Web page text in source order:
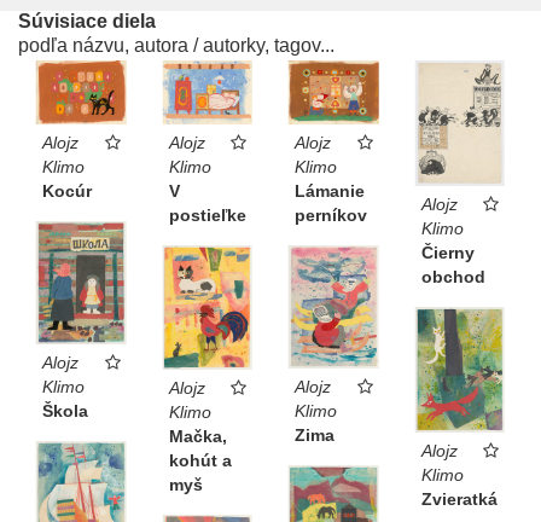
Súvisiace diela
podľa názvu, autora / autorky, tagov...
Alojz
Klimo
Kocúr
Alojz
Klimo
V
postieľke
Alojz
Klimo
Lámanie
perníkov
Alojz
Klimo
Čierny
obchod
Alojz
Klimo
Škola
Alojz
Klimo
Mačka,
kohút a
myš
Alojz
Klimo
Zima
Alojz
Klimo
Zvieratká